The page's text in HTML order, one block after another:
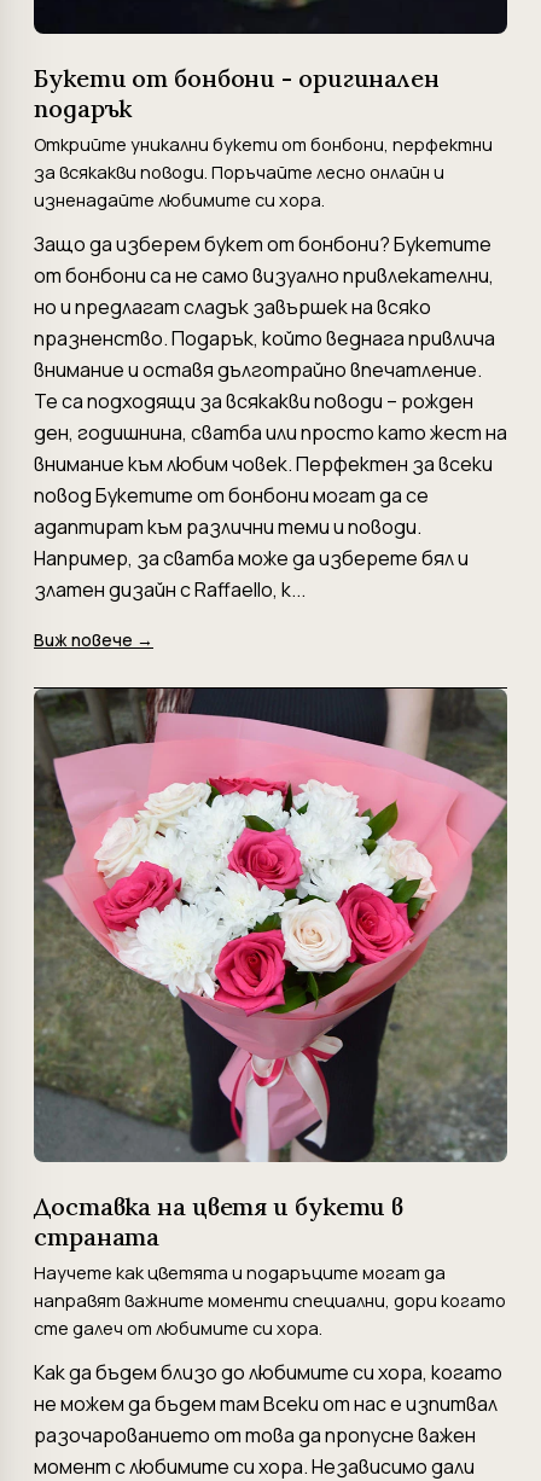
Букети от бонбони - оригинален
подарък
Открийте уникални букети от бонбони, перфектни
за всякакви поводи. Поръчайте лесно онлайн и
изненадайте любимите си хора.
Защо да изберем букет от бонбони? Букетите
от бонбони са не само визуално привлекателни,
но и предлагат сладък завършек на всяко
празненство. Подарък, който веднага привлича
внимание и оставя дълготрайно впечатление.
Те са подходящи за всякакви поводи – рожден
ден, годишнина, сватба или просто като жест на
внимание към любим човек. Перфектен за всеки
повод Букетите от бонбони могат да се
адаптират към различни теми и поводи.
Например, за сватба може да изберете бял и
златен дизайн с Raffaello, к...
Виж повече →
Доставка на цветя и букети в
страната
Научете как цветята и подаръците могат да
направят важните моменти специални, дори когато
сте далеч от любимите си хора.
Как да бъдем близо до любимите си хора, когато
не можем да бъдем там Всеки от нас е изпитвал
разочарованието от това да пропусне важен
момент с любимите си хора. Независимо дали